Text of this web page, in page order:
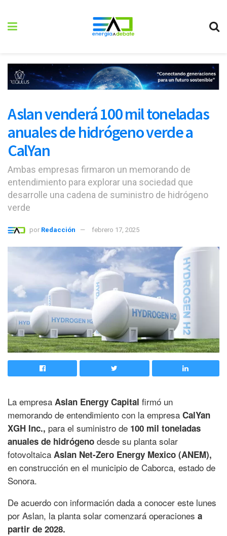
Aslan venderá 100 mil toneladas
anuales de hidrógeno verde a
CalYan
Ambas empresas firmaron un memorando de
entendimiento para explorar una sociedad que
desarrolle una cadena de suministro de hidrógeno
verde
por Redacción febrero 17, 2025
La empresa Aslan Energy Capital firmó un
memorando de entendimiento con la empresa CalYan
XGH Inc., para el suministro de 100 mil toneladas
anuales de hidrógeno desde su planta solar
fotovoltaica Aslan Net-Zero Energy Mexico (ANEM),
en construcción en el municipio de Caborca, estado de
Sonora.
De acuerdo con información dada a conocer este lunes
por Aslan, la planta solar comenzará operaciones a
partir de 2028.